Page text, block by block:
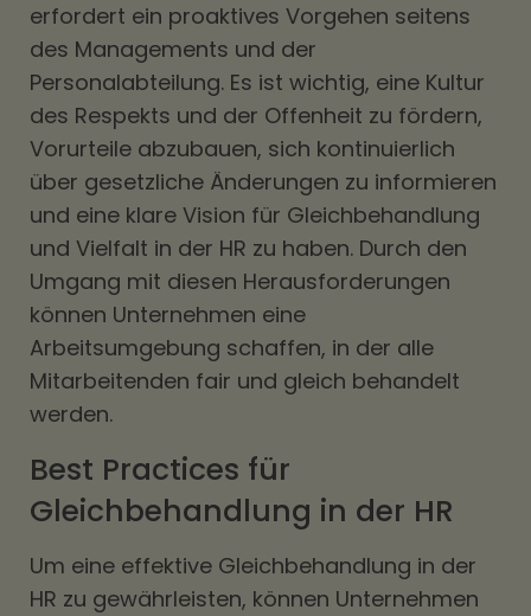
erfordert ein proaktives Vorgehen seitens
des Managements und der
Personalabteilung. Es ist wichtig, eine Kultur
des Respekts und der Offenheit zu fördern,
Vorurteile abzubauen, sich kontinuierlich
über gesetzliche Änderungen zu informieren
und eine klare Vision für Gleichbehandlung
und Vielfalt in der HR zu haben. Durch den
Umgang mit diesen Herausforderungen
können Unternehmen eine
Arbeitsumgebung schaffen, in der alle
Mitarbeitenden fair und gleich behandelt
werden.
Best Practices für
Gleichbehandlung in der HR
Um eine effektive Gleichbehandlung in der
HR zu gewährleisten, können Unternehmen